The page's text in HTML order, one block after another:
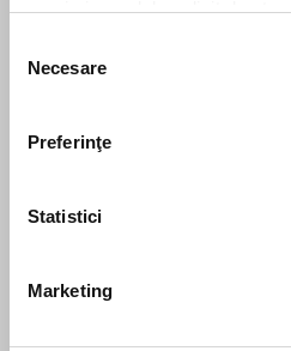
exprimi acordul explicit de
consimțământului
Necesare
Preferinţe
Statistici
Marketing
Send message